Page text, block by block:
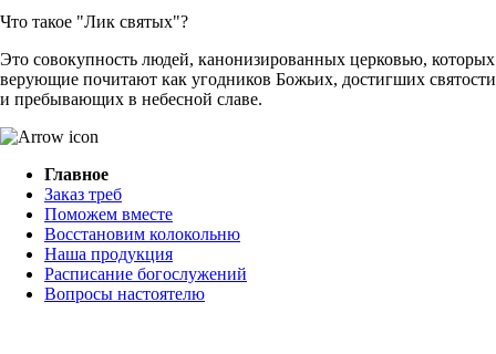
Что такое "Лик святых"?
Это совокупность людей, канонизированных церковью, которых
верующие почитают как угодников Божьих, достигших святости
и пребывающих в небесной славе.
Главное
Заказ треб
Поможем вместе
Восстановим колокольню
Наша продукция
Расписание богослужений
Вопросы настоятелю